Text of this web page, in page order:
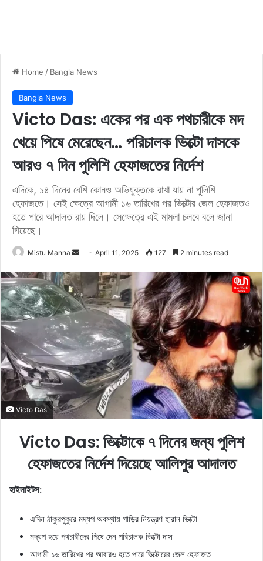
Home / Bangla News
Bangla News
Victo Das: একের পর এক পথচারীকে মদ
খেয়ে পিষে মেরেছেন… পরিচালক ভিক্টো দাসকে
আরও ৭ দিন পুলিশি হেফাজতের নির্দেশ
এদিকে, ১৪ দিনের বেশি কোনও অভিযুক্তকে রাখা যায় না পুলিশি
হেফাজতে। সেই ক্ষেত্রে আগামী ১৬ তারিখের পর ভিক্টোর জেল হেফাজতও
হতে পারে আদালত রায় দিলে। সেক্ষেত্রে এই মামলা চলবে বলে জানা
গিয়েছে।
Mistu Manna
n
d
a
e
m
a
i
April 11, 2025 127 2 minutes read
Victo Das
Victo Das: ভিক্টোকে ৭ দিনের জন্য পুলিশ
হেফাজতের নির্দেশ দিয়েছে আলিপুর আদালত
হাইলাইটস:
এদিন ঠাকুরপুকুরে মদ্যপ অবস্থায় গাড়ির নিয়ন্ত্রণ হারান ভিক্টো
মদ্যপ হয়ে পথচারীদের পিষে দেন পরিচালক ভিক্টো দাস
আগামী ১৬ তারিখের পর আবারও হতে পারে ভিক্টোরের জেল হেফাজত